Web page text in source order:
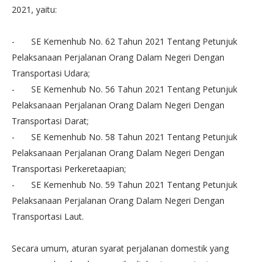
2021, yaitu:
-
SE Kemenhub No. 62 Tahun 2021 Tentang Petunjuk
Pelaksanaan Perjalanan Orang Dalam Negeri Dengan
Transportasi Udara;
-
SE Kemenhub No. 56 Tahun 2021 Tentang Petunjuk
Pelaksanaan Perjalanan Orang Dalam Negeri Dengan
Transportasi Darat;
-
SE Kemenhub No. 58 Tahun 2021 Tentang Petunjuk
Pelaksanaan Perjalanan Orang Dalam Negeri Dengan
Transportasi Perkeretaapian;
-
SE Kemenhub No. 59 Tahun 2021 Tentang Petunjuk
Pelaksanaan Perjalanan Orang Dalam Negeri Dengan
Transportasi Laut.
Secara umum, aturan syarat perjalanan domestik yang